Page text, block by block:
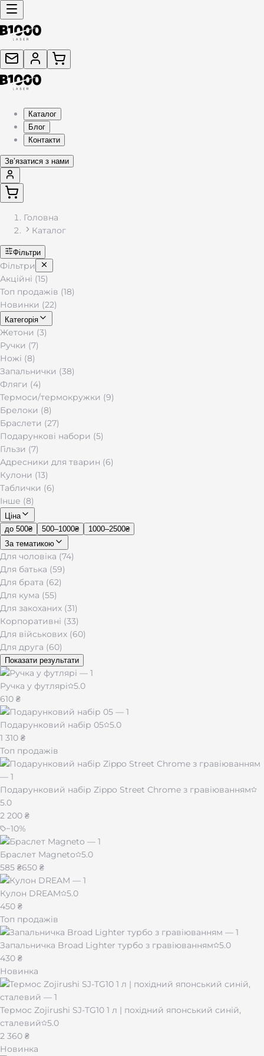
Каталог
Блог
Контакти
Звʼязатися з нами
Головна
Каталог
Фільтри
Фільтри
Акційні (15)
Топ продажів (18)
Новинки (22)
Категорія
Жетони (3)
Ручки (7)
Ножі (8)
Запальнички (38)
Фляги (4)
Термоси/термокружки (9)
Брелоки (8)
Браслети (27)
Подарункові набори (5)
Гільзи (7)
Адресники для тварин (6)
Кулони (13)
Таблички (6)
Інше (8)
Ціна
до 500₴
500–1000₴
1000–2500₴
За тематикою
Для чоловіка (74)
Для батька (59)
Для брата (62)
Для кума (55)
Для закоханих (31)
Корпоративні (33)
Для військових (60)
Для друга (60)
Показати результати
Ручка у футлярі
5.0
610 ₴
Подарунковий набір 05 5.0
1 310 ₴
Топ продажів
Подарунковий набір Zippo Street Chrome з гравіюванням
5.0
2 200 ₴
−10%
Браслет Magneto
5.0
585 ₴650 ₴
Кулон DREAM
5.0
450 ₴
Топ продажів
Запальничка Broad Lighter турбо з гравіюванням
5.0
430 ₴
Новинка
Термос Zojirushi SJ-TG10 1 л | похідний японський синій,
сталевий
5.0
2 360 ₴
Новинка
Каталог подарунків з гравіюванням — жетони, брелоки,